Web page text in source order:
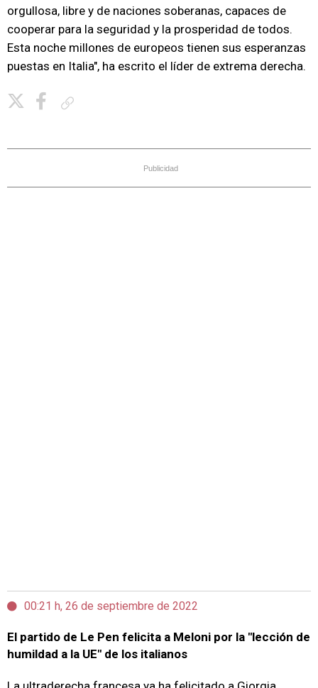
orgullosa, libre y de naciones soberanas, capaces de
cooperar para la seguridad y la prosperidad de todos.
Esta noche millones de europeos tienen sus esperanzas
puestas en Italia", ha escrito el líder de extrema derecha.
Publicidad
00:21 h, 26 de septiembre de 2022
El partido de Le Pen felicita a Meloni por la "lección de
humildad a la UE" de los italianos